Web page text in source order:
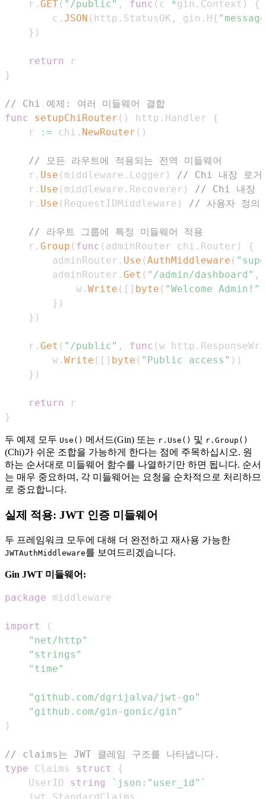
    r
. GET( "/public" , func ( c *gin . Context )
{
        c
. JSON ( http . StatusOK , gin . H{
} )
return
}
// Chi 예제: 여러 미들웨어 결합
func
setupChiRouter ( ) http . Handler
{
    r
:= chi . NewRouter ( )
// 모든 라우트에 적용되는 전역 미들웨어
    r
. Use ( middleware . Logger )
// Chi 내장 로거
    r
. Use ( middleware . Recoverer )
// Chi 내장
    r
. Use ( RequestIDMiddleware ) // 사용자 정의
// 라우트 그룹에 특정 미들웨어 적용
    r
. Group ( func ( adminRouter chi . Router )
{
        adminRouter
. Use (AuthMiddleware (
        adminRouter
. Get ( "/admin/dashboard" ,
            w
. Write ( [ ] byte ( "Welcome Admin!"
} )
} )
    r
. Get ( "/public" , func (w http .
        w
. Write ( [ ] byte ( "Public access" ) )
} )
return
}
두 예제 모두 Use() 메서드(Gin) 또는 r.Use() 및 r.Group()
(Chi)가 쉬운 조합을 가능하게 한다는 점에 주목하십시오. 원
하는 순서대로 미들웨어 함수를 나열하기만 하면 됩니다. 순서
는 매우 중요하며, 각 미들웨어는 요청을 순차적으로 처리하므
로 중요합니다.
실제 적용: JWT 인증 미들웨어
두 프레임워크 모두에 대해 더 완전하고 재사용 가능한
JWTAuthMiddleware를 보여드리겠습니다.
Gin JWT 미들웨어:
package
import
(
"net/http"
"strings"
"time"
"github.com/dgrijalva/jwt-go"
"github.com/gin-gonic/gin"
)
// claims는 JWT 클레임 구조를 나타냅니다.
type Claims struct
{
    UserID
string
`json:"user_id"`
    jwt
.